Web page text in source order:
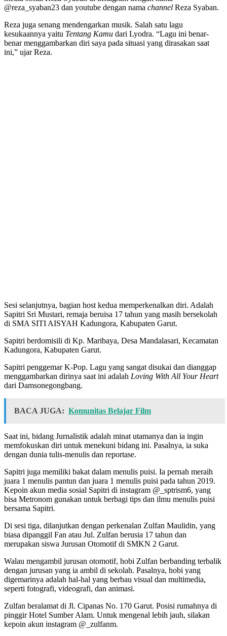
@reza_syaban23 dan youtube dengan nama channel Reza Syaban.
Reza juga senang mendengarkan musik. Salah satu lagu
kesukaannya yaitu Tentang Kamu dari Lyodra. “Lagu ini benar-
benar menggambarkan diri saya pada situasi yang dirasakan saat
ini,” ujar Reza.
Sesi selanjutnya, bagian host kedua memperkenalkan diri. Adalah
Sapitri Sri Mustari, remaja beruisa 17 tahun yang masih bersekolah
di SMA SITI AISYAH Kadungora, Kabupaten Garut.
Sapitri berdomisili di Kp. Maribaya, Desa Mandalasari, Kecamatan
Kadungora, Kabupaten Garut.
Sapitri penggemar K-Pop. Lagu yang sangat disukai dan dianggap
menggambarkan dirinya saat ini adalah Loving With All Your Heart
dari Damsonegongbang.
BACA JUGA: Komunitas Belajar Film
Saat ini, bidang Jurnalistik adalah minat utamanya dan ia ingin
memfokuskan diri untuk menekuni bidang ini. Pasalnya, ia suka
dengan dunia tulis-menulis dan reportase.
Sapitri juga memiliki bakat dalam menulis puisi. Ia pernah meraih
juara 1 menulis pantun dan juara 1 menulis puisi pada tahun 2019.
Kepoin akun media sosial Sapitri di instagram @_sptrism6, yang
bisa Metronom gunakan untuk berbagi tips dan ilmu menulis puisi
bersama Sapitri.
Di sesi tiga, dilanjutkan dengan perkenalan Zulfan Maulidin, yang
biasa dipanggil Fan atau Jul. Zulfan berusia 17 tahun dan
merupakan siswa Jurusan Otomotif di SMKN 2 Garut.
Walau mengambil jurusan otomotif, hobi Zulfan berbanding terbalik
dengan jurusan yang ia ambil di sekolah. Pasalnya, hobi yang
digemarinya adalah hal-hal yang berbau visual dan multimedia,
seperti fotografi, videografi, dan animasi.
Zulfan beralamat di Jl. Cipanas No. 170 Garut. Posisi rumahnya di
pinggir Hotel Sumber Alam. Untuk mengenal lebih jauh, silakan
kepoin akun instagram @_zulfanm.